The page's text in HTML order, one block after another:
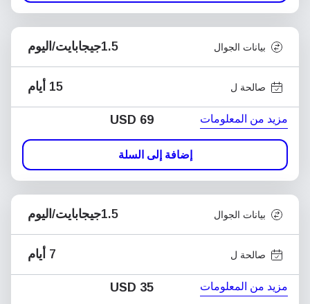
بيانات الجوال 1.5جيجابايت/اليوم
صالحة ل 15 أيام
مزيد من المعلومات USD 69
إضافة إلى السلة
بيانات الجوال 1.5جيجابايت/اليوم
صالحة ل 7 أيام
مزيد من المعلومات USD 35